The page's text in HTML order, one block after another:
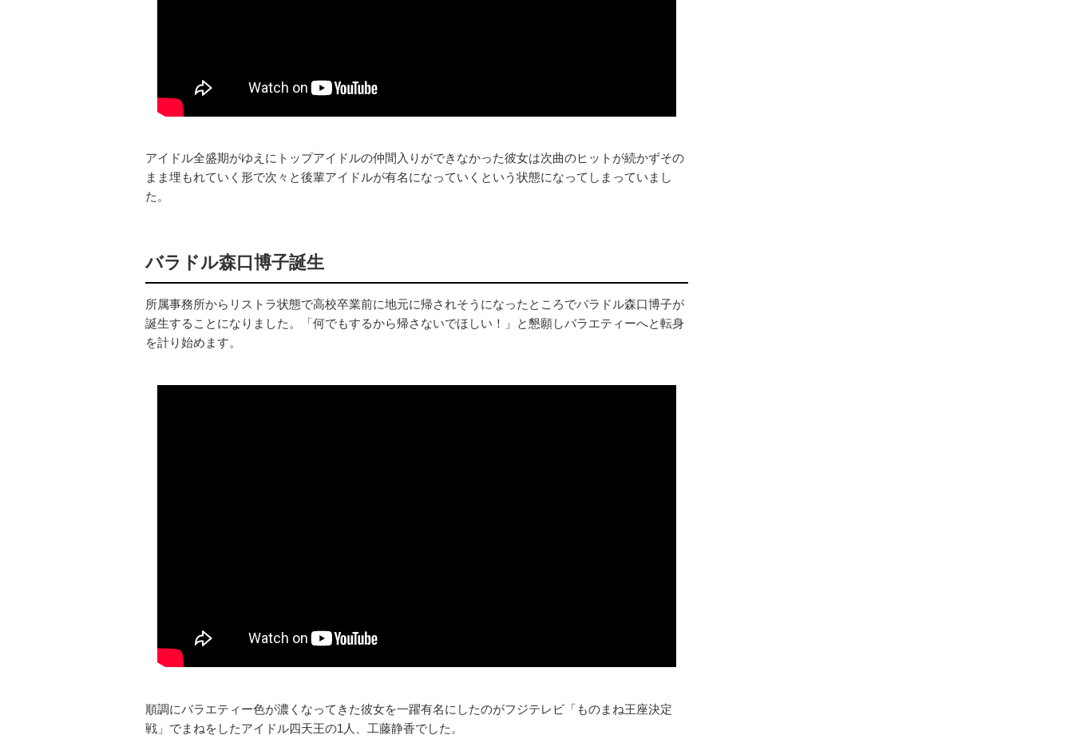
アイドル全盛期がゆえにトップアイドルの仲間入りができなかった彼女は次曲のヒットが続かずその
まま埋もれていく形で次々と後輩アイドルが有名になっていくという状態になってしまっていまし
た。
バラドル森口博子誕生
所属事務所からリストラ状態で高校卒業前に地元に帰されそうになったところでバラドル森口博子が
誕生することになりました。「何でもするから帰さないでほしい！」と懇願しバラエティーへと転身
を計り始めます。
順調にバラエティー色が濃くなってきた彼女を一躍有名にしたのがフジテレビ「ものまね王座決定
戦」でまねをしたアイドル四天王の1人、工藤静香でした。